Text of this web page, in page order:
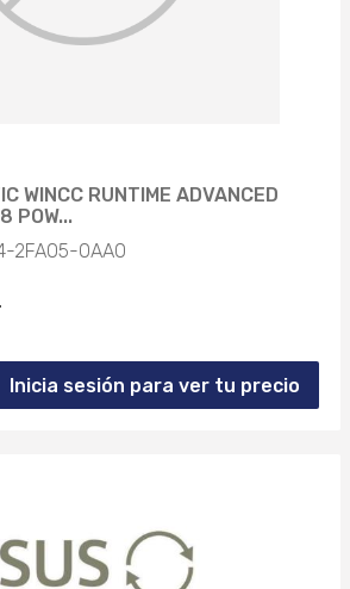
WINCC RUNTIME ADVANCED
POW...
2FA05-0AA0
Inicia sesión para ver tu precio